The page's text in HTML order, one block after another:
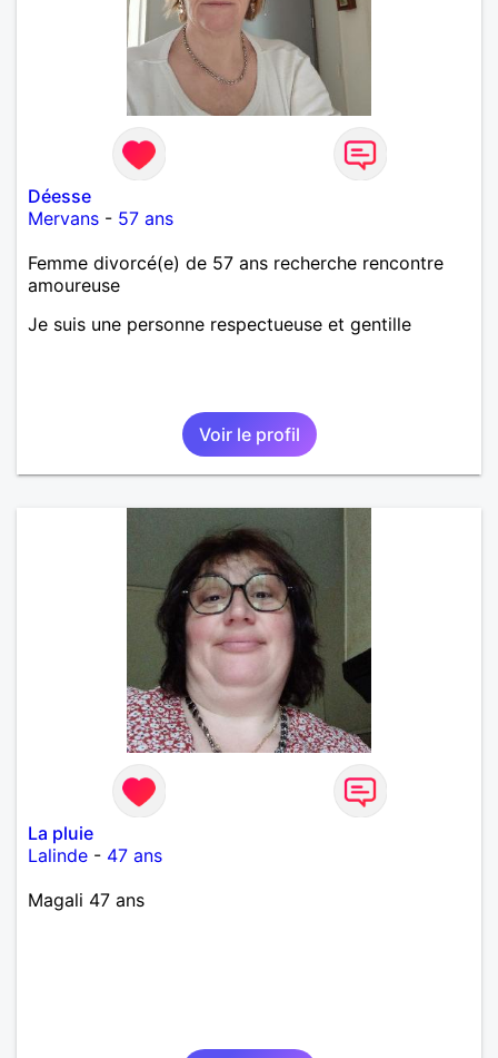
Déesse
Mervans - 57 ans
Femme divorcé(e) de 57 ans recherche rencontre
amoureuse
Je suis une personne respectueuse et gentille
Voir le profil
La pluie
Lalinde - 47 ans
Magali 47 ans